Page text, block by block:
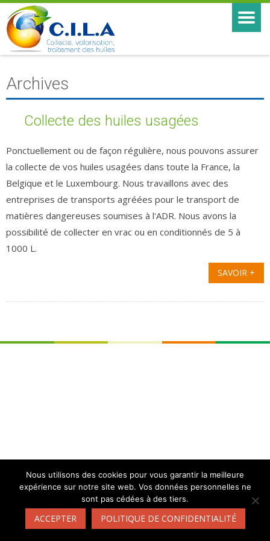
Archives
Collecte des huiles usagées
Ponctuellement ou de façon régulière, nous pouvons assurer
la collecte de vos huiles usagées dans toute la France, la
Belgique et le Luxembourg. Nous travaillons avec des
entreprises de transports agréées pour le transport de
matières dangereuses soumises à l'ADR. Nous avons la
possibilité de collecter en vrac ou en conditionnés de 5 à
1000 L.
SAVOIR +
Nous utilisons des cookies pour vous garantir la meilleure
expérience sur notre site web. Vos données personnelles ne
sont pas cédées à des tiers.
ACCEPTER POLITIQUE DE CONFIDENTIALITÉ